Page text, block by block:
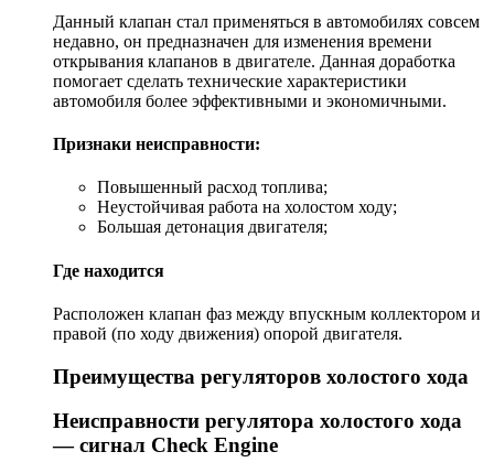
Данный клапан стал применяться в автомобилях совсем
недавно, он предназначен для изменения времени
открывания клапанов в двигателе. Данная доработка
помогает сделать технические характеристики
автомобиля более эффективными и экономичными.
Признаки неисправности:
Повышенный расход топлива;
Неустойчивая работа на холостом ходу;
Большая детонация двигателя;
Где находится
Расположен клапан фаз между впускным коллектором и
правой (по ходу движения) опорой двигателя.
Преимущества регуляторов холостого хода
Неисправности регулятора холостого хода
— сигнал Check Engine